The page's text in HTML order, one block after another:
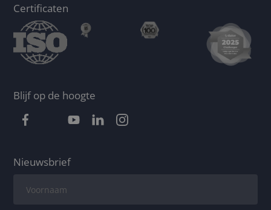
Certificaten
Blijf op de hoogte
Nieuwsbrief